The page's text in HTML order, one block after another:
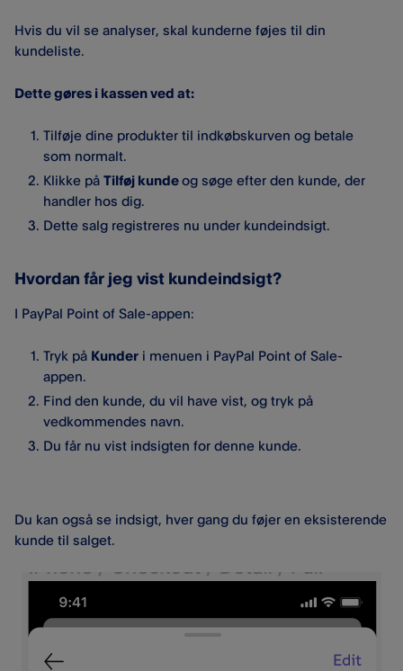
Hvis du vil se analyser, skal kunderne føjes til din
kundeliste.
Dette gøres i kassen ved at:
Tilføje dine produkter til indkøbskurven og betale
som normalt.
Klikke på Tilføj kundeog søge efter den kunde, der
handler hos dig.
Dette salg registreres nu under kundeindsigt.
Hvordan får jeg vist kundeindsigt?
I PayPal Point of Sale-appen:
Tryk på Kunder i menuen i PayPal Point of Sale-
appen.
Find den kunde, du vil have vist, og tryk på
vedkommendes navn.
Du får nu vist indsigten for denne kunde.
Du kan også se indsigt, hver gang du føjer en eksisterende
kunde til salget.